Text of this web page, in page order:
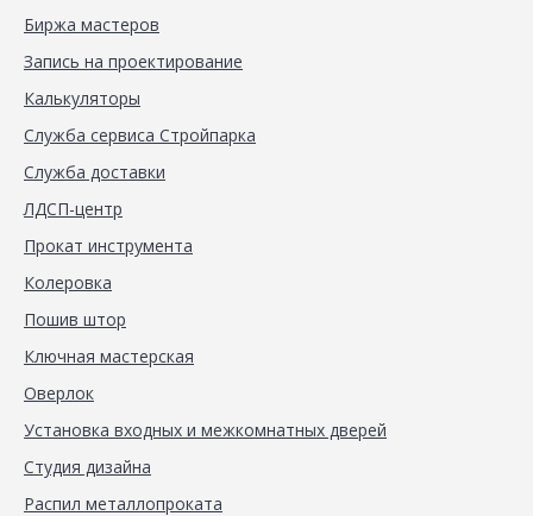
Биржа мастеров
Запись на проектирование
Калькуляторы
Служба сервиса Стройпарка
Служба доставки
ЛДСП-центр
Прокат инструмента
Колеровка
Пошив штор
Ключная мастерская
Оверлок
Установка входных и межкомнатных дверей
Студия дизайна
Распил металлопроката